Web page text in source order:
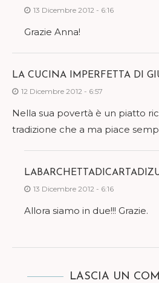
13 Dicembre 2012 - 6:16
Grazie Anna!
LA CUCINA IMPERFETTA DI
12 Dicembre 2012 - 6:57
Nella sua povertà è un piatto
tradizione che a ma piace
13 Dicembre 2012 - 6:16
Allora siamo in due!!! Grazie.
LASCIA UN